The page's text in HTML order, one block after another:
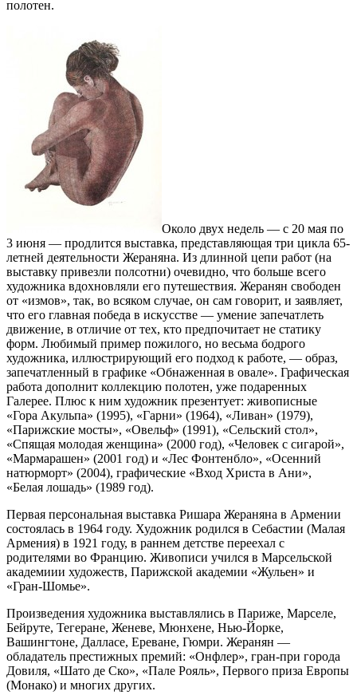
полотен.
Около двух недель — с 20 мая по
3 июня — продлится выставка, представляющая три цикла 65-
летней деятельности Жераняна. Из длинной цепи работ (на
выставку привезли полсотни) очевидно, что больше всего
художника вдохновляли его путешествия. Жеранян свободен
от «измов», так, во всяком случае, он сам говорит, и заявляет,
что его главная победа в искусстве — умение запечатлеть
движение, в отличие от тех, кто предпочитает не статику
форм. Любимый пример пожилого, но весьма бодрого
художника, иллюстрирующий его подход к работе, — образ,
запечатленный в графике «Обнаженная в овале». Графическая
работа дополнит коллекцию полотен, уже подаренных
Галерее. Плюс к ним художник презентует: живописные
«Гора Акульпа» (1995), «Гарни» (1964), «Ливан» (1979),
«Парижские мосты», «Овельф» (1991), «Сельский стол»,
«Спящая молодая женщина» (2000 год), «Человек с сигарой»,
«Мармарашен» (2001 год) и «Лес Фонтенбло», «Осенний
натюрморт» (2004), графические «Вход Христа в Ани»,
«Белая лошадь» (1989 год).
Первая персональная выставка Ришара Жераняна в Армении
состоялась в 1964 году. Художник родился в Себастии (Малая
Армения) в 1921 году, в раннем детстве переехал с
родителями во Францию. Живописи учился в Марсельской
академиии художеств, Парижской академии «Жульен» и
«Гран-Шомье».
Произведения художника выставлялись в Париже, Марселе,
Бейруте, Тегеране, Женеве, Мюнхене, Нью-Йорке,
Вашингтоне, Далласе, Ереване, Гюмри. Жеранян —
обладатель престижных премий: «Онфлер», гран-при города
Довиля, «Шато де Ско», «Пале Рояль», Первого приза Европы
(Монако) и многих других.